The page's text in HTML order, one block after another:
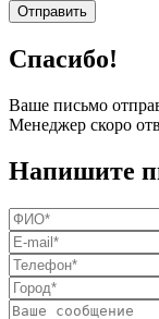
Спасибо!
Ваше письмо
Менеджер скоро
Напишите